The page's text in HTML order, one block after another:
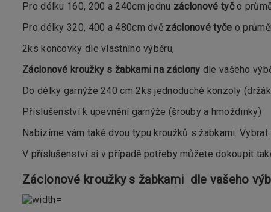
Pro délku 160, 200 a 240cm jednu záclonové tyčo
Pro délky 320, 400 a 480cm dvě záclonové tyče o
2ks koncovky dle vlastního výběru,
Záclonové kroužky s žabkami na záclony dle vašeho
Do délky garnýže 240 cm 2ks jednoduché konzoly
Příslušenství k upevnění garnýže (šrouby a hmoždinky)
Nabízíme vám také dvou typu kroužků s žabkami.
V příslušenství si v případě potřeby můžete dokoupit
Záclonové kroužky s žabkami dle vašeho